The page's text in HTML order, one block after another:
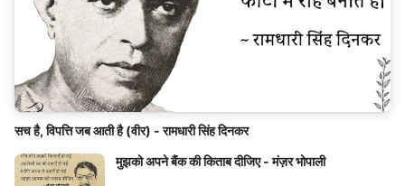
सच है, विपत्ति जब आती है (वीर) - रामधारी सिंह दिनकर
मुझको अपने बैंक की किताब दीजिए - मंज़र भोपाली